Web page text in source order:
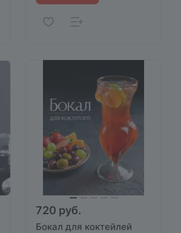
720 руб.
Бокал для коктейлей